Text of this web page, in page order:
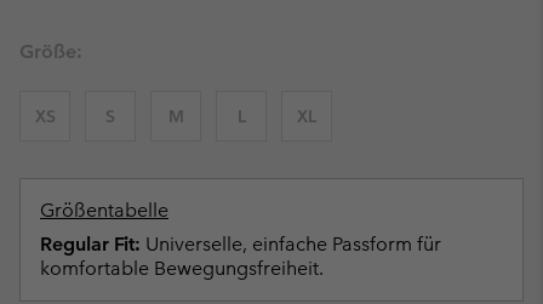
Größe:
XS S M L XL
Größentabelle
Regular Fit: Universelle, einfache Passform für
komfortable Bewegungsfreiheit.